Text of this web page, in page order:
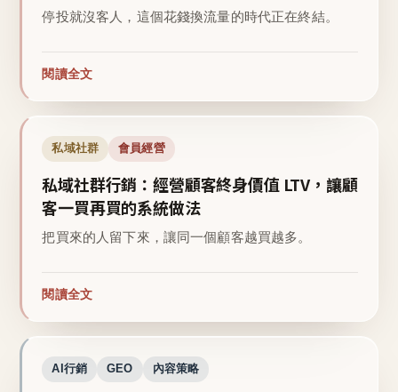
停投就沒客人，這個花錢換流量的時代正在終結。
閱讀全文
私域社群 會員經營
私域社群行銷：經營顧客終身價值 LTV，讓顧
客一買再買的系統做法
把買來的人留下來，讓同一個顧客越買越多。
閱讀全文
AI行銷 GEO 內容策略